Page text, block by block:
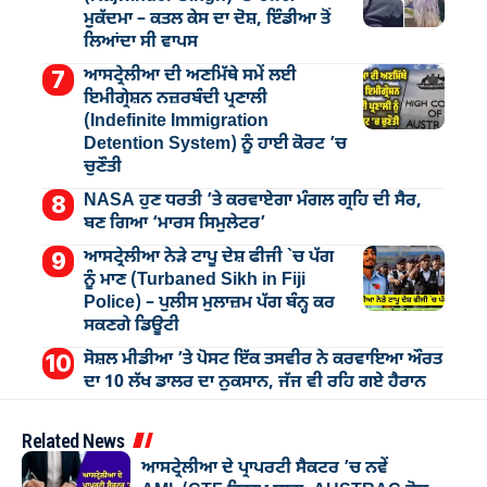
ਮੁੁਕੱਦਮਾ – ਕਤਲ ਕੇਸ ਦਾ ਦੋਸ਼, ਇੰਡੀਆ ਤੋਂ
ਲਿਆਂਦਾ ਸੀ ਵਾਪਸ
ਆਸਟ੍ਰੇਲੀਆ ਦੀ ਅਣਮਿੱਥੇ ਸਮੇਂ ਲਈ
ਇਮੀਗ੍ਰੇਸ਼ਨ ਨਜ਼ਰਬੰਦੀ ਪ੍ਰਣਾਲੀ
(Indefinite Immigration
Detention System) ਨੂੰ ਹਾਈ ਕੋਰਟ ’ਚ
ਚੁਣੌਤੀ
NASA ਹੁਣ ਧਰਤੀ ’ਤੇ ਕਰਵਾਏਗਾ ਮੰਗਲ ਗ੍ਰਹਿ ਦੀ ਸੈਰ,
ਬਣ ਗਿਆ ‘ਮਾਰਸ ਸਿਮੁਲੇਟਰ’
ਆਸਟ੍ਰੇਲੀਆ ਨੇੜੇ ਟਾਪੂ ਦੇਸ਼ ਫੀਜੀ `ਚ ਪੱਗ
ਨੂੰ ਮਾਣ (Turbaned Sikh in Fiji
Police) – ਪੁਲੀਸ ਮੁਲਾਜ਼ਮ ਪੱਗ ਬੰਨ੍ਹ ਕਰ
ਸਕਣਗੇ ਡਿਊਟੀ
ਸੋਸ਼ਲ ਮੀਡੀਆ ’ਤੇ ਪੋਸਟ ਇੱਕ ਤਸਵੀਰ ਨੇ ਕਰਵਾਇਆ ਔਰਤ
ਦਾ 10 ਲੱਖ ਡਾਲਰ ਦਾ ਨੁਕਸਾਨ, ਜੱਜ ਵੀ ਰਹਿ ਗਏ ਹੈਰਾਨ
Related News
ਆਸਟ੍ਰੇਲੀਆ ਦੇ ਪ੍ਰਾਪਰਟੀ ਸੈਕਟਰ ’ਚ ਨਵੇਂ